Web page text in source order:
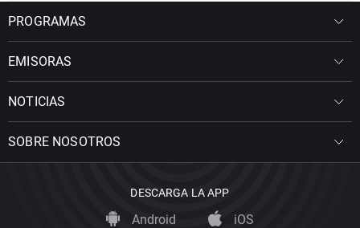
PROGRAMAS
EMISORAS
NOTICIAS
SOBRE NOSOTROS
DESCARGA LA APP
Android iOS